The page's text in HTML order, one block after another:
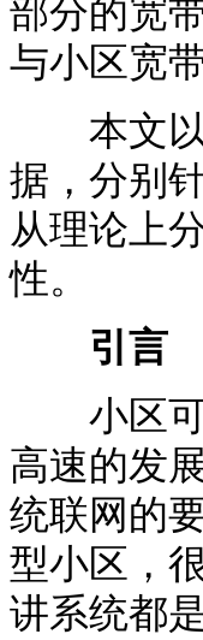
部分的宽
与小区宽
本文以
据，分别
从理论上
性。
引言
小区可
高速的发
统联网的
型小区，
讲系统都